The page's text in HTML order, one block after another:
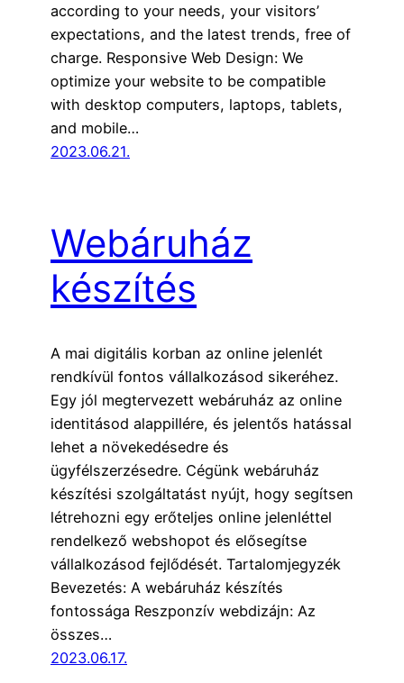
according to your needs, your visitors’
expectations, and the latest trends, free of
charge. Responsive Web Design: We
optimize your website to be compatible
with desktop computers, laptops, tablets,
and mobile…
2023.06.21.
Webáruház
készítés
A mai digitális korban az online jelenlét
rendkívül fontos vállalkozásod sikeréhez.
Egy jól megtervezett webáruház az online
identitásod alappillére, és jelentős hatással
lehet a növekedésedre és
ügyfélszerzésedre. Cégünk webáruház
készítési szolgáltatást nyújt, hogy segítsen
létrehozni egy erőteljes online jelenléttel
rendelkező webshopot és elősegítse
vállalkozásod fejlődését. Tartalomjegyzék
Bevezetés: A webáruház készítés
fontossága Reszponzív webdizájn: Az
összes…
2023.06.17.